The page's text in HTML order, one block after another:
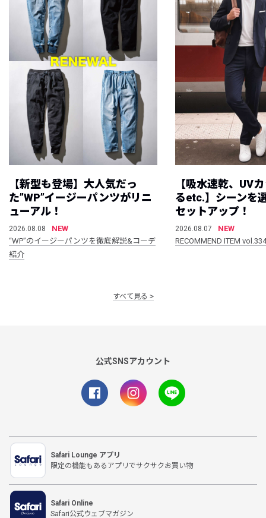
【新型も登場】大人気だっ
た”WP”イージーパンツがリニ
ューアル！
2026.08.08
NEW
“WP”のイージーパンツを徹底解説&コーデ
紹介
【吸水速乾、UV
るetc.】シーンを
セットアップ！
2026.08.07
NEW
RECOMMEND ITEM vol.334
すべて見る
公式SNSアカウント
Safari Lounge アプリ
限定の機能もあるアプリでサクサクお買い物
Safari Online
Safari公式ウェブマガジン